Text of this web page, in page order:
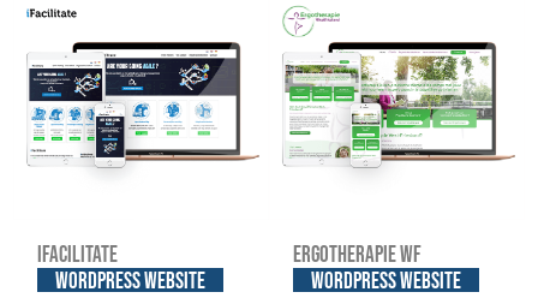
iFacilitate
WordPress website
Ergotherapie WF
WordPress website